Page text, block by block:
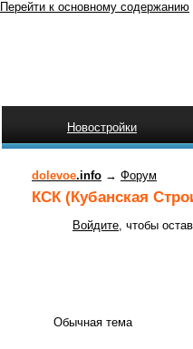
Перейти к основному содержанию
Новостройки
dolevoe.info → Форум
КСК (Кубанская
Войдите , чтобы
Обычная тема